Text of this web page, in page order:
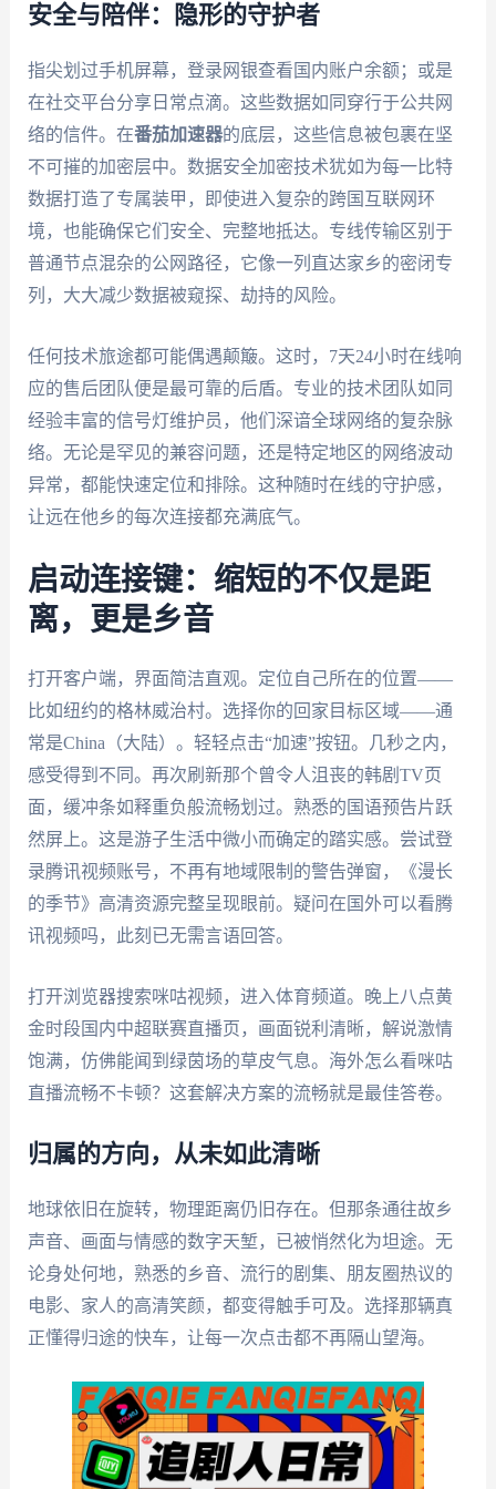
安全与陪伴：隐形的守护者
指尖划过手机屏幕，登录网银查看国内账户余额；或是
在社交平台分享日常点滴。这些数据如同穿行于公共网
络的信件。在番茄加速器的底层，这些信息被包裹在坚
不可摧的加密层中。数据安全加密技术犹如为每一比特
数据打造了专属装甲，即使进入复杂的跨国互联网环
境，也能确保它们安全、完整地抵达。专线传输区别于
普通节点混杂的公网路径，它像一列直达家乡的密闭专
列，大大减少数据被窥探、劫持的风险。
任何技术旅途都可能偶遇颠簸。这时，7天24小时在线响
应的售后团队便是最可靠的后盾。专业的技术团队如同
经验丰富的信号灯维护员，他们深谙全球网络的复杂脉
络。无论是罕见的兼容问题，还是特定地区的网络波动
异常，都能快速定位和排除。这种随时在线的守护感，
让远在他乡的每次连接都充满底气。
启动连接键：缩短的不仅是距
离，更是乡音
打开客户端，界面简洁直观。定位自己所在的位置——
比如纽约的格林威治村。选择你的回家目标区域——通
常是China（大陆）。轻轻点击“加速”按钮。几秒之内，
感受得到不同。再次刷新那个曾令人沮丧的韩剧TV页
面，缓冲条如释重负般流畅划过。熟悉的国语预告片跃
然屏上。这是游子生活中微小而确定的踏实感。尝试登
录腾讯视频账号，不再有地域限制的警告弹窗，《漫长
的季节》高清资源完整呈现眼前。疑问在国外可以看腾
讯视频吗，此刻已无需言语回答。
打开浏览器搜索咪咕视频，进入体育频道。晚上八点黄
金时段国内中超联赛直播页，画面锐利清晰，解说激情
饱满，仿佛能闻到绿茵场的草皮气息。海外怎么看咪咕
直播流畅不卡顿？这套解决方案的流畅就是最佳答卷。
归属的方向，从未如此清晰
地球依旧在旋转，物理距离仍旧存在。但那条通往故乡
声音、画面与情感的数字天堑，已被悄然化为坦途。无
论身处何地，熟悉的乡音、流行的剧集、朋友圈热议的
电影、家人的高清笑颜，都变得触手可及。选择那辆真
正懂得归途的快车，让每一次点击都不再隔山望海。